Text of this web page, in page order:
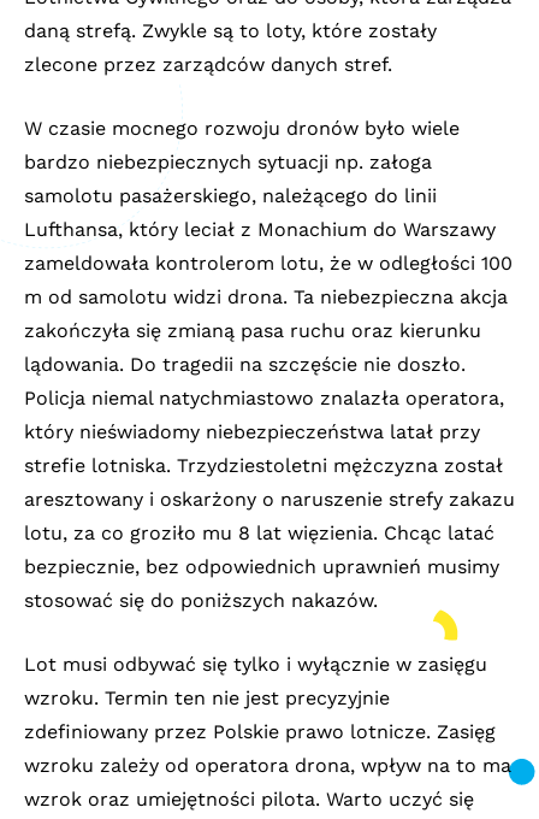
daną strefą. Zwykle są to loty, które zostały
zlecone przez zarządców danych stref.
W czasie mocnego rozwoju dronów było wiele
bardzo niebezpiecznych sytuacji np. załoga
samolotu pasażerskiego, należącego do linii
Lufthansa, który leciał z Monachium do Warszawy
zameldowała kontrolerom lotu, że w odległości 100
m od samolotu widzi drona. Ta niebezpieczna akcja
zakończyła się zmianą pasa ruchu oraz kierunku
lądowania. Do tragedii na szczęście nie doszło.
Policja niemal natychmiastowo znalazła operatora,
który nieświadomy niebezpieczeństwa latał przy
strefie lotniska. Trzydziestoletni mężczyzna został
aresztowany i oskarżony o naruszenie strefy zakazu
lotu, za co groziło mu 8 lat więzienia. Chcąc latać
bezpiecznie, bez odpowiednich uprawnień musimy
stosować się do poniższych nakazów.
Lot musi odbywać się tylko i wyłącznie w zasięgu
wzroku. Termin ten nie jest precyzyjnie
zdefiniowany przez Polskie prawo lotnicze. Zasięg
wzroku zależy od operatora drona, wpływ na to ma
wzrok oraz umiejętności pilota. Warto uczyć się